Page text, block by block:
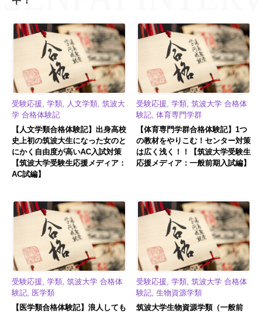
受験応援, 学類, 人文学類, 筑波大
学 合格体験記
【人文学類合格体験記】出身高校
史上初の筑波大生になった女のと
にかく自由度が高いAC入試対策
【筑波大学受験生応援メディア：
AC試編】
受験応援, 学類, 筑波大学 合格体
験記, 体育専門学群
【体育専門学群合格体験記】1つ
の教材をやりこむ！センター対策
は広く浅く！！【筑波大学受験生
応援メディア：一般前期入試編】
受験応援, 学類, 筑波大学 合格体
験記, 医学類
【医学類合格体験記】浪人しても
受験応援, 学類, 筑波大学 合格体
験記, 生物資源学類
筑波大学生物資源学類（一般前